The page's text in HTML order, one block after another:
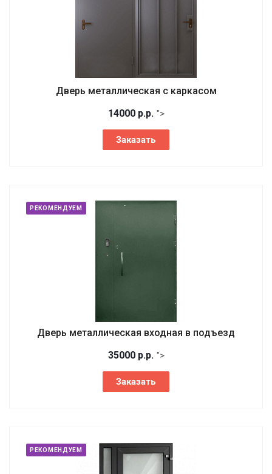
Дверь металлическая с каркасом
14000 р.р. ">
Заказать
РЕКОМЕНДУЕМ
Дверь металлическая входная в подъезд
35000 р.р. ">
Заказать
РЕКОМЕНДУЕМ